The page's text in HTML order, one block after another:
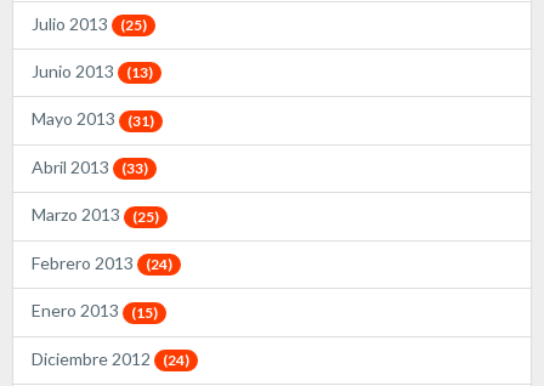
Julio 2013 (25)
Junio 2013 (13)
Mayo 2013 (31)
Abril 2013 (33)
Marzo 2013 (25)
Febrero 2013 (24)
Enero 2013 (15)
Diciembre 2012 (24)